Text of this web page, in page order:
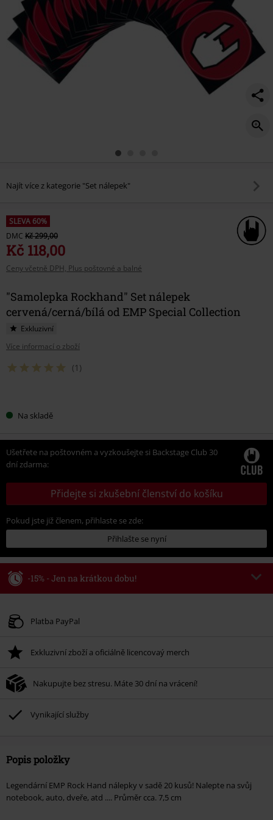
Najít více z kategorie "Set nálepek"
SLEVA 60%
DMC Kč 299,00
Kč 118,00
Ceny včetně DPH, Plus poštovné a balné
"Samolepka Rockhand" Set nálepek
cervená/cerná/bílá od EMP Special Collection
Exkluzivní
Více informací o zboží
(1)
si Na skladě
Ušetřete na poštovném a vyzkoušejte si Backstage Club 30
dní zdarma:
Přidejte si zkušební členství do košíku
Pokud jste již členem, přihlaste se zde:
Přihlašte se nyní
-15% - Jen na krátkou dobu!
Platné do 8/9/26
Po zadání kódu v košíku, se sleva uplatní automaticky.
Nelze kombinovat s jinými akciovými kódy. Sleva se nevztahuje na: knihy,
média, vstupenky, Rammstein, (Till) Lindemann, Böhse Onkelz, Broilers, Die
podpoříte nadaci.
Platba PayPal
Exkluzivní zboží a oficiálně licencovaý merch
Nakupujte bez stresu. Máte 30 dní na vrácení!
Vynikající služby
Popis položky
Legendární EMP Rock Hand nálepky v sadě 20 kusů! Nalepte na svůj
notebook, auto, dveře, atd .... Průměr cca. 7,5 cm